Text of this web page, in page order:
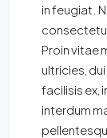
in feugiat.
Proin vitae
ultricies,
facilisis ex,
interdum